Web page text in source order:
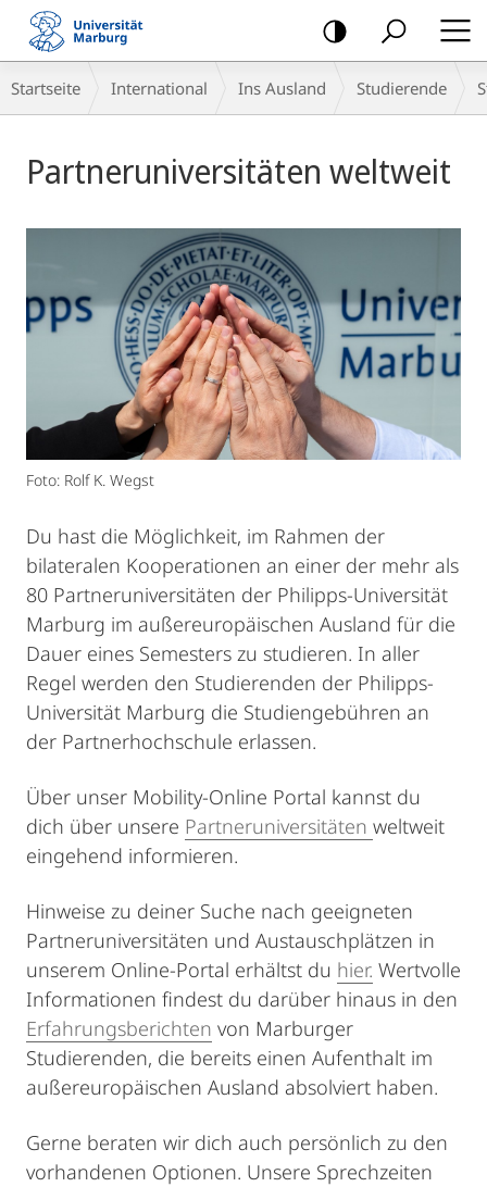
Mobile-
Navigation
Breadcrumb-
Navigation
Startseite International Ins Ausland Studierende
Partneruniversitäten weltweit
Foto: Rolf K. Wegst
Du hast die Möglichkeit, im Rahmen der
bilateralen Kooperationen an einer der mehr als
80 Partneruniversitäten der Philipps-Universität
Marburg im außereuropäischen Ausland für die
Dauer eines Semesters zu studieren. In aller
Regel werden den Studierenden der Philipps-
Universität Marburg die Studiengebühren an
der Partnerhochschule erlassen.
Über unser Mobility-Online Portal kannst du
dich über unsere Partneruniversitäten weltweit
eingehend informieren.
Hinweise zu deiner Suche nach geeigneten
Partneruniversitäten und Austauschplätzen in
unserem Online-Portal erhältst du hier. Wertvolle
Informationen findest du darüber hinaus in den
Erfahrungsberichten von Marburger
Studierenden, die bereits einen Aufenthalt im
außereuropäischen Ausland absolviert haben.
Gerne beraten wir dich auch persönlich zu den
vorhandenen Optionen. Unsere Sprechzeiten